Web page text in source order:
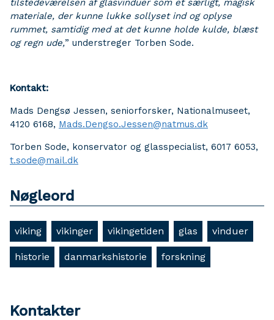
tilstedeværelsen af glasvinduer som et særligt, magisk
materiale, der kunne lukke sollyset ind og oplyse
rummet, samtidig med at det kunne holde kulde, blæst
og regn ude,” understreger Torben Sode.
Kontakt:
Mads Dengsø Jessen, seniorforsker, Nationalmuseet,
4120 6168, Mads.Dengso.Jessen@natmus.dk
Torben Sode, konservator og glasspecialist, 6017 6053,
t.sode@mail.dk
Nøgleord
viking vikinger vikingetiden glas vinduer
historie danmarkshistorie forskning
Kontakter